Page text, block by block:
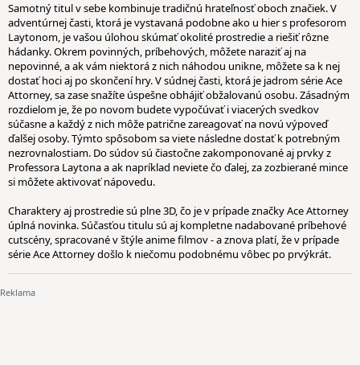
Samotný titul v sebe kombinuje tradičnú hrateľnosť oboch značiek. V
adventúrnej časti, ktorá je vystavaná podobne ako u hier s profesorom
Laytonom, je vašou úlohou skúmať okolité prostredie a riešiť rôzne
hádanky. Okrem povinných, príbehových, môžete naraziť aj na
nepovinné, a ak vám niektorá z nich náhodou unikne, môžete sa k nej
dostať hoci aj po skončení hry. V súdnej časti, ktorá je jadrom série Ace
Attorney, sa zase snažíte úspešne obhájiť obžalovanú osobu. Zásadným
rozdielom je, že po novom budete vypočúvať i viacerých svedkov
súčasne a každý z nich môže patrične zareagovať na novú výpoveď
ďalšej osoby. Týmto spôsobom sa viete následne dostať k potrebným
nezrovnalostiam. Do súdov sú čiastočne zakomponované aj prvky z
Professora Laytona a ak napríklad neviete čo ďalej, za zozbierané mince
si môžete aktivovať nápovedu.
Charaktery aj prostredie sú plne 3D, čo je v prípade značky Ace Attorney
úplná novinka. Súčasťou titulu sú aj kompletne nadabované príbehové
cutscény, spracované v štýle anime filmov - a znova platí, že v prípade
série Ace Attorney došlo k niečomu podobnému vôbec po prvýkrát.